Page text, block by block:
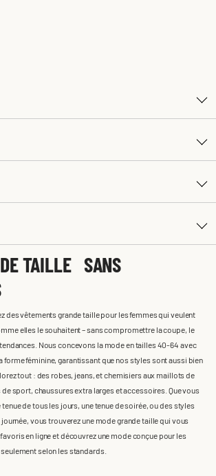
TAILLE SANS
des vêtements grande taille pour les femmes qui veulent
elles le souhaitent – sans compromettre la coupe, le
Nous concevons la mode en tailles 40-64 avec
forme féminine, garantissant que nos styles sont aussi bien
tout : des robes, jeans, et chemisiers aux maillots de
sport, chaussures extra larges et accessoires. Que vous
de tous les jours, une tenue de soirée, ou des styles
vous trouverez une mode grande taille qui vous
en ligne et découvrez une mode conçue pour les
selon les standards.